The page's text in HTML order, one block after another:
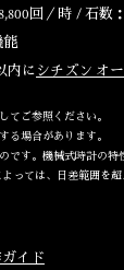
回／時 / 石数
能
内にシチズン オ
てご参照ください。
る場合があります。
です。機械式時計の
っては、日差範囲を
イド